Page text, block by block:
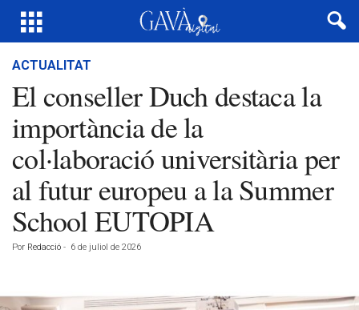
ACTUALITAT
El conseller Duch destaca la
importància de la
col·laboració universitària per
al futur europeu a la Summer
School EUTOPIA
Por Redacció - 6 de juliol de 2026